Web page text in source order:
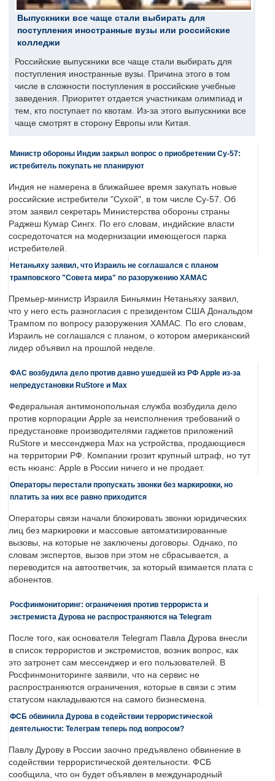
Выпускники все чаще стали выбирать для
поступления иностранные вузы или российские
колледжи
Российские выпускники все чаще стали выбирать для
поступления иностранные вузы. Причина этого в том
числе в сложности поступления в российские учебные
заведения. Приоритет отдается участникам олимпиад и
тем, кто поступает по квотам. Из-за этого выпускники все
чаще смотрят в сторону Европы или Китая.
Министр обороны Индии закрыл вопрос о приобретении Су-57:
истребитель покупать не планируют
Индия не намерена в ближайшее время закупать новые
российские истребители "Сухой", в том числе Су-57. Об
этом заявил секретарь Министерства обороны страны
Раджеш Кумар Сингх. По его словам, индийские власти
сосредоточатся на модернизации имеющегося парка
истребителей.
Нетаньяху заявил, что Израиль не соглашался с планом
трамповского "Совета мира" по разоружению ХАМАС
Премьер-министр Израиля Биньямин Нетаньяху заявил,
что у него есть разногласия с президентом США Дональдом
Трампом по вопросу разоружения ХАМАС. По его словам,
Израиль не соглашался с планом, о котором американский
лидер объявил на прошлой неделе.
ФАС возбудила дело против давно ушедшей из РФ Apple из-за
непредустановки RuStore и Max
Федеральная антимонопольная служба возбудила дело
против корпорации Apple за неисполнения требований о
предустановке производителями гаджетов приложений
RuStore и мессенджера Max на устройства, продающиеся
на территории РФ. Компании грозит крупный штраф, но тут
есть нюанс: Apple в России ничего и не продает.
Операторы перестали пропускать звонки без маркировки, но
платить за них все равно приходится
Операторы связи начали блокировать звонки юридических
лиц без маркировки и массовые автоматизированные
вызовы, на которые не заключены договоры. Однако, по
словам экспертов, вызов при этом не сбрасывается, а
переводится на автоответчик, за который взимается плата с
абонентов.
Росфинмониторинг: ограничения против террориста и
экстремиста Дурова не распространяются на Telegram
После того, как основателя Telegram Павла Дурова внесли
в список террористов и экстремистов, возник вопрос, как
это затронет сам мессенджер и его пользователей. В
Росфинмониторинге заявили, что на сервис не
распространяются ограничения, которые в связи с этим
статусом накладываются на самого бизнесмена.
ФСБ обвинила Дурова в содействии террористической
деятельности: Телеграм теперь под вопросом?
Павлу Дурову в России заочно предъявлено обвинение в
содействии террористической деятельности. ФСБ
сообщила, что он будет объявлен в международный